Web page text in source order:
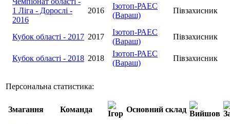
1 Ліга - Дорослі -
2016
2016
Ізотоп-РАЕС
(Вараш)
Півзахисник
Кубок області - 2017 2017
Ізотоп-РАЕС
(Вараш)
Півзахисник
Кубок області - 2018 2018
Ізотоп-РАЕС
(Вараш)
Півзахисник
Персональна статистика:
Змагання Команда Основний склад